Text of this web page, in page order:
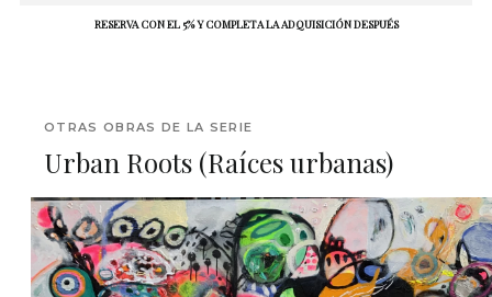
RESERVA CON EL 5% Y COMPLETA LA ADQUISICIÓN DESPUÉS
OTRAS OBRAS DE LA SERIE
Urban Roots (Raíces urbanas)